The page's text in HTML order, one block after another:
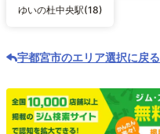
ゆいの杜中央駅(18)
宇都宮市のエリア選択に戻る